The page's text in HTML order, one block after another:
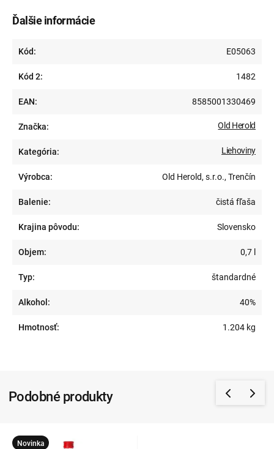
Ďalšie informácie
Kód: E05063
Kód 2: 1482
EAN: 8585001330469
Značka: Old Herold
Kategória: Liehoviny
Výrobca: Old Herold, s.r.o., Trenčín
Balenie: čistá fľaša
Krajina pôvodu: Slovensko
Objem: 0,7 l
Typ: štandardné
Alkohol: 40%
Hmotnosť: 1.204 kg
Podobné produkty
Novinka